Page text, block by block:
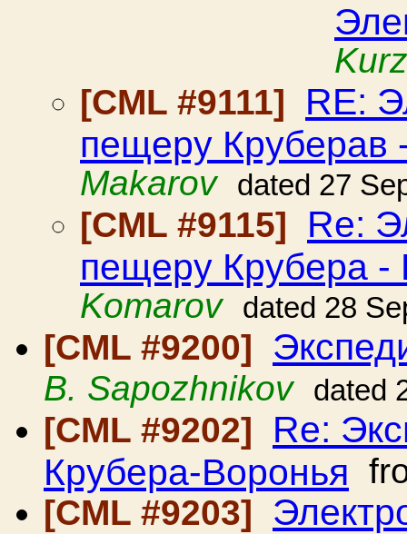
[CML #9111]
RE:
пещеру Круберав
Makarov
dated 27
[CML #9115] Re:
пещеру Крубера -
Komarov
dated 28
[CML #9200]
B. Sapozhnikov dated
[CML #9202] Re:
Крубера-Воронья
[CML #9203]